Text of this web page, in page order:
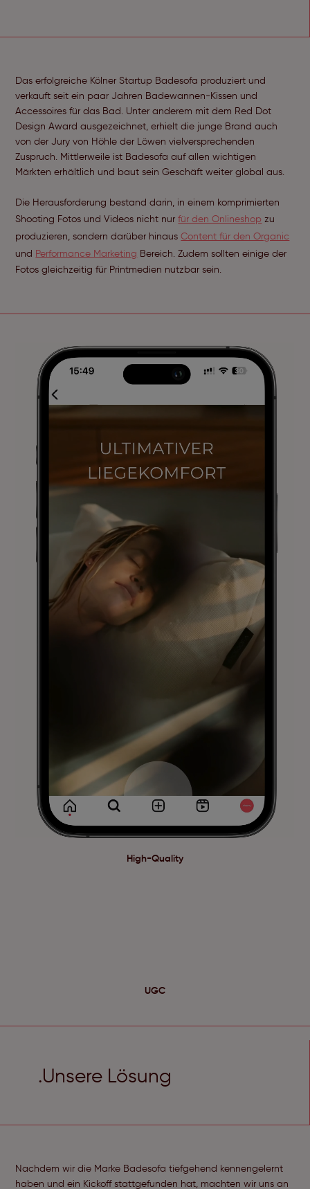
Das erfolgreiche Kölner Startup Badesofa produziert und
verkauft seit ein paar Jahren Badewannen-Kissen und
Accessoires für das Bad. Unter anderem mit dem Red Dot
Design Award ausgezeichnet, erhielt die junge Brand auch
von der Jury von Höhle der Löwen vielversprechenden
Zuspruch. Mittlerweile ist Badesofa auf allen wichtigen
Märkten erhältlich und baut sein Geschäft weiter global aus.
Die Herausforderung bestand darin, in einem komprimierten
Shooting Fotos und Videos nicht nurfür den Onlineshop zu
produzieren, sondern darüber hinausContent für den Organic
und Performance Marketing Bereich. Zudem sollten einige der
Fotos gleichzeitig für Printmedien nutzbar sein.
High-Quality
UGC
.Unsere Lösung
Nachdem wir die Marke Badesofa tiefgehend kennengelernt
haben und ein Kickoff stattgefunden hat, machten wir uns an